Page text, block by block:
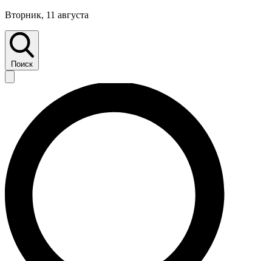
Вторник, 11 августа
Поиск